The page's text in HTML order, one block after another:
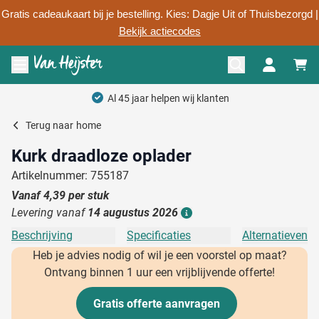
Gratis cadeaukaart bij je bestelling. Kies: Dagje Uit of Thuisbezorgd |
Bekijk actiecodes
Ga naar de inhoud
Menu openen
Al 45 jaar helpen wij klanten
Terug naar home
Kurk draadloze oplader
Artikelnummer: 755187
Vanaf4,39 per stuk
Levering vanaf 14 augustus 2026
Beschrijving Specificaties
Alternatieven
Heb je advies nodig of wil je een voorstel op maat?
Ontvang binnen 1 uur een vrijblijvende offerte!
Gratis offerte aanvragen